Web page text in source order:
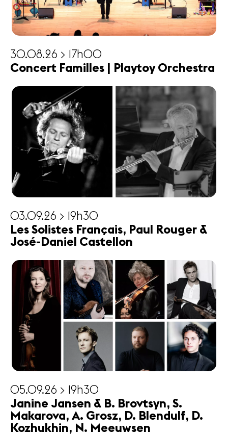
30.08.26 > 17h00
Concert Familles | Playtoy Orchestra
03.09.26 > 19h30
Les Solistes Français, Paul Rouger &
José-Daniel Castellon
05.09.26 > 19h30
Janine Jansen & B. Brovtsyn, S.
Makarova, A. Grosz, D. Blendulf, D.
Kozhukhin, N. Meeuwsen